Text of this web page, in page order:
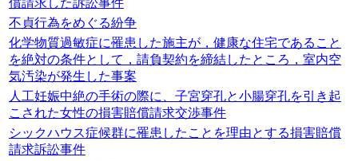
不貞行為をめぐる紛争
化学物質過敏症に罹患した施主が，健康な住宅であること
を絶対の条件として，請負契約を締結したところ，室内空
気汚染が発生した事案
人工妊娠中絶の手術の際に、子宮穿孔と小腸穿孔を引き起
こされた女性の損害賠償請求交渉事件
シックハウス症候群に罹患したことを理由とする損害賠償
請求訴訟事件